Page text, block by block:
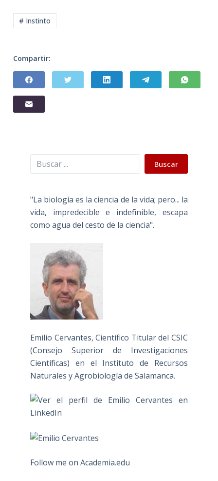
# Instinto
Compartir:
Buscar Buscar
"La biología es la ciencia de la vida; pero... la
vida, impredecible e indefinible, escapa
como agua del cesto de la ciencia".
Emilio Cervantes, Científico Titular del CSIC
(Consejo Superior de Investigaciones
Científicas) en el Instituto de Recursos
Naturales y Agrobiología de Salamanca.
Follow me on Academia.edu